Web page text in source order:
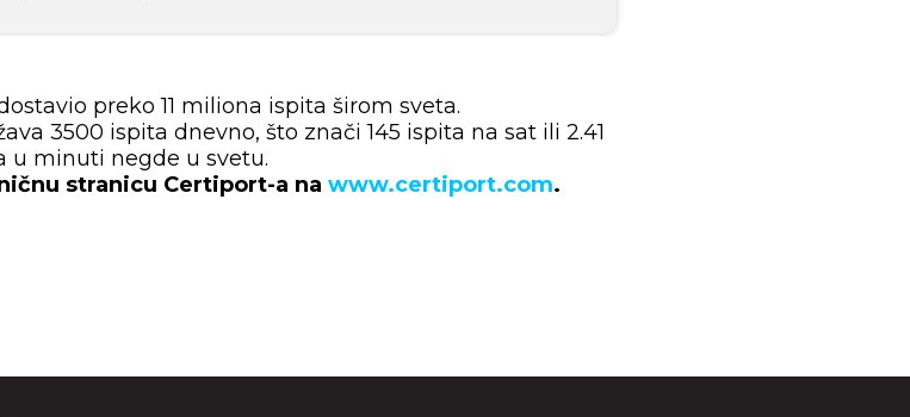
preko 11 miliona ispita širom sveta.
3500 ispita dnevno, što znači 145 ispita na sat ili 2.41
u minuti negde u svetu.
stranicu Certiport-a na www.certiport.com.